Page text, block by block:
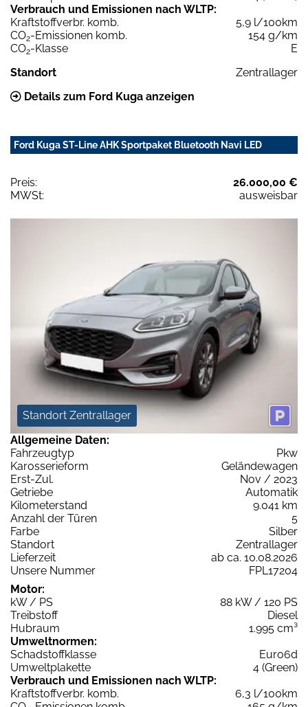
Verbrauch und Emissionen nach WLTP:
Kraftstoffverbr. komb.
5,9 l/100km
CO2-Emissionen komb.
154 g/km
CO2-Klasse
E
Standort
Zentrallager
Details zum Ford Kuga anzeigen
Ford Kuga ST-Line AHK Sportpaket Bluetooth Navi LED
Preis:
26.000,00 €
MWSt:
ausweisbar
Standort Zentrallager
Allgemeine Daten:
Fahrzeugtyp
Pkw
Karosserieform
Geländewagen
Erst-Zul.
Nov / 2023
Getriebe
Automatik
Kilometerstand
9.041 km
Anzahl der Türen
5
Farbe
Silber
Standort
Zentrallager
Lieferzeit
ab ca. 10.08.2026
Unsere Nummer
FPL17204
Motor:
kW / PS
88 kW / 120 PS
Treibstoff
Diesel
Hubraum
1.995 cm³
Umweltnormen:
Schadstoffklasse
Euro6d
Umweltplakette
4 (Green)
Verbrauch und Emissionen nach WLTP:
Kraftstoffverbr. komb.
6,3 l/100km